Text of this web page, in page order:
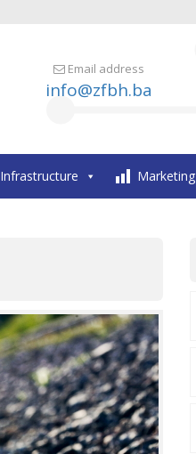
Email address
info@zfbh.ba
Infrastructure Marketing